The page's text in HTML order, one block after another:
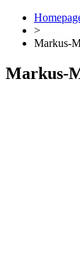
>
Markus-
Markus-